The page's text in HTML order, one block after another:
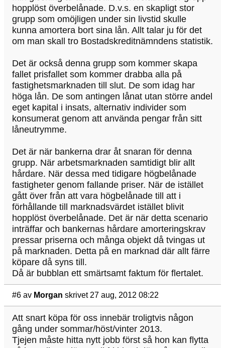
hopplöst överbelånade. D.v.s. en skapligt stor
grupp som omöjligen under sin livstid skulle
kunna amortera bort sina lån. Allt talar ju för det
om man skall tro Bostadskreditnämndens statistik.
Det är också denna grupp som kommer skapa
fallet prisfallet som kommer drabba alla på
fastighetsmarknaden till slut. De som idag har
höga lån. De som antingen lånat utan större andel
eget kapital i insats, alternativ individer som
konsumerat genom att använda pengar från sitt
låneutrymme.
Det är när bankerna drar åt snaran för denna
grupp. När arbetsmarknaden samtidigt blir allt
hårdare. När dessa med tidigare högbelånade
fastigheter genom fallande priser. När de istället
gått över från att vara högbelånade till att i
förhållande till marknadsvärdet istället blivit
hopplöst överbelånade. Det är när detta scenario
inträffar och bankernas hårdare amorteringskrav
pressar priserna och många objekt då tvingas ut
på marknaden. Detta på en marknad där allt färre
köpare då syns till.
Då är bubblan ett smärtsamt faktum för flertalet.
#6 av Morgan skrivet 27 aug, 2012 08:22
Att snart köpa för oss innebär troligtvis någon
gång under sommar/höst/vinter 2013.
Tjejen måste hitta nytt jobb först så hon kan flytta